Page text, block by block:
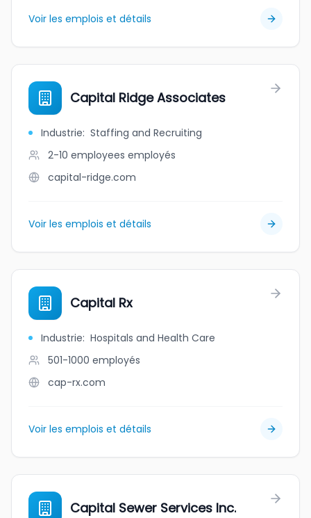
Voir les emplois et détails
Capital Ridge Associates
Industrie: Staffing and Recruiting
2-10 employees employés
capital-ridge.com
Voir les emplois et détails
Capital Rx
Industrie: Hospitals and Health Care
501-1000 employés
cap-rx.com
Voir les emplois et détails
Capital Sewer Services Inc.